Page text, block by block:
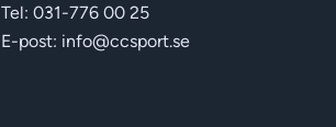
Tel: 031-776 00 25
E-post: info@ccsport.se